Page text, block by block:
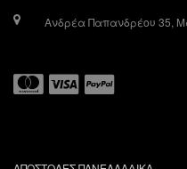
Ανδρέα Παπανδρέου 35,